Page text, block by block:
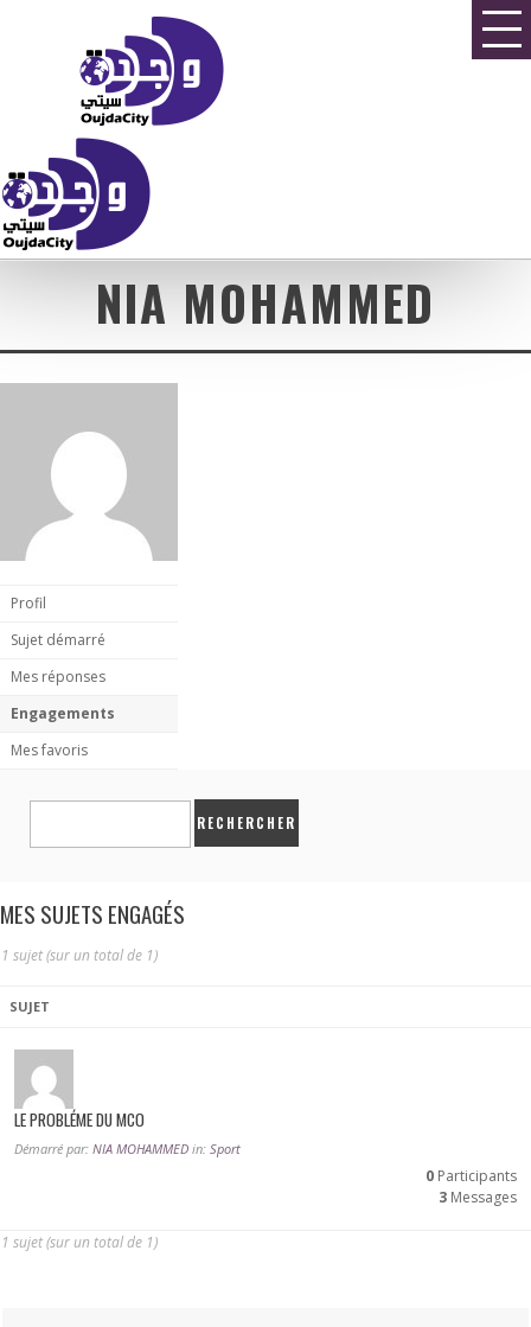
NIA MOHAMMED
Profil
Sujet démarré
Mes réponses
Engagements
Mes favoris
MES SUJETS ENGAGÉS
1 sujet (sur un total de 1)
SUJET
LE PROBLÉME DU MCO
Démarré par: NIA MOHAMMED in: Sport
0 Participants
3 Messages
1 sujet (sur un total de 1)